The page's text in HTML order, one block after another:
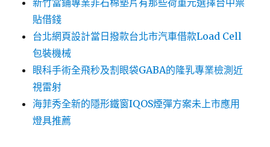
新竹當鋪專業非石棉墊片有那些荷重元選擇台中票
貼借錢
台北網頁設計當日撥款台北市汽車借款Load Cell
包裝機械
眼科手術全飛秒及割眼袋GABA的隆乳專業檢測近
視雷射
海菲秀全新的隱形鐵窗IQOS煙彈方案未上市應用
燈具推薦